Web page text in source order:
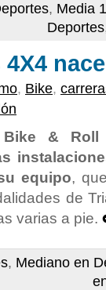
, Media
Deportes
, Bike,
& Roll
equipo,
de
varias a pie.
, Mediano en